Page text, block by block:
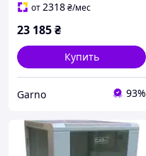
от2318₴/мес
23 185₴
Купить
Garno 93%